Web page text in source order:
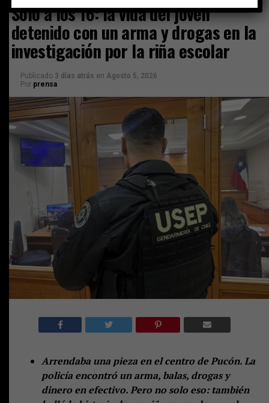
Solo a los 16: la vida del joven
detenido con un arma y drogas en la
investigación por la riña escolar
Publicado 3 días atrás en Agosto 5, 2026
Por prensa
Arrendaba una pieza en el centro de Pucón. La
policía encontró un arma, balas, drogas y
dinero en efectivo. Pero no solo eso: también